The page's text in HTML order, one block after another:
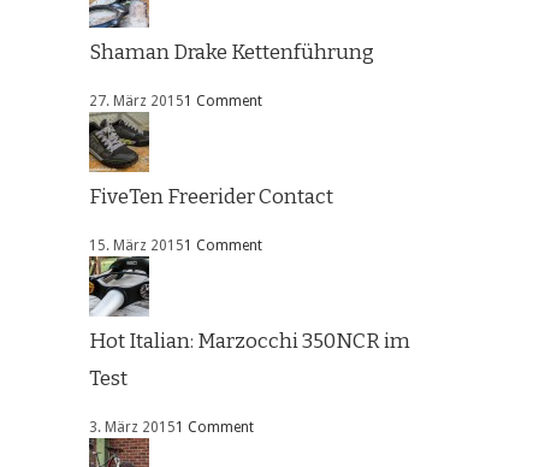
Shaman Drake Kettenführung
27. März 20151 Comment
FiveTen Freerider Contact
15. März 20151 Comment
Hot Italian: Marzocchi 350NCR im
Test
3. März 20151 Comment